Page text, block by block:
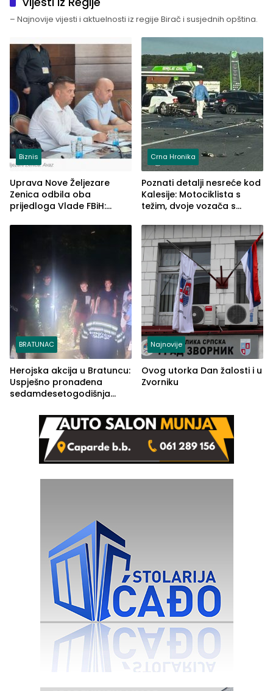
– Najnovije vijesti i aktuelnosti iz regije Birač i susjednih opština.
Biznis
Uprava Nove Željezare
Zenica odbila oba
prijedloga Vlade FBiH:
rješenje
Crna Hronika
Poznati detalji nesreće kod
Kalesije: Motociklista s
težim, dvoje vozača s
BRATUNAC
Herojska akcija u Bratuncu:
Uspješno pronađena
sedamdesetogodišnja
Kravice.
Najnovije
Ovog utorka Dan žalosti i u
Zvorniku